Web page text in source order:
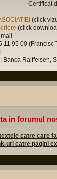
Certificat
(click
(click
11 95 00
Banca Raiffeisen,
in forumul
catre care
uri catre pagini